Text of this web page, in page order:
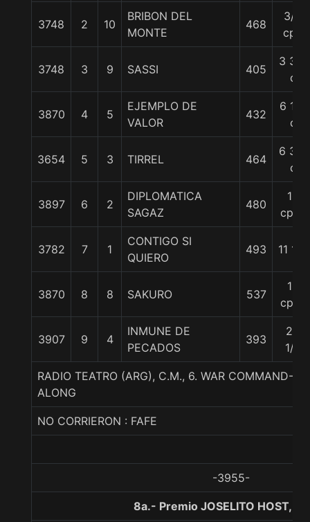
3748 2 10
BRIBON DEL
MONTE
468
3/4
cpo
3748 3 9 SASSI 405
3 3/4
c
3870 4 5
EJEMPLO DE
VALOR
432
6 1/2
c
3654 5 3 TIRREL 464
6 3/4
c
3897 6 2
DIPLOMATICA
SAGAZ
480
10
cpos
3782 7 1
CONTIGO SI
QUIERO
493 11 1/2
3870 8 8 SAKURO 537
15
cpos
3907 9 4
INMUNE DE
PECADOS
393
26
1/2
RADIO TEATRO (ARG), C.M., 6. WAR COMMAND-
ALONG
NO CORRIERON : FAFE
-3955-
8a.- Premio JOSELITO HOST,